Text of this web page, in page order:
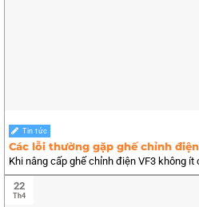
Tin tức
Các lỗi thường gặp ghế chỉnh
Khi nâng cấp ghế chỉnh điện VF3 không ít
22
Th4